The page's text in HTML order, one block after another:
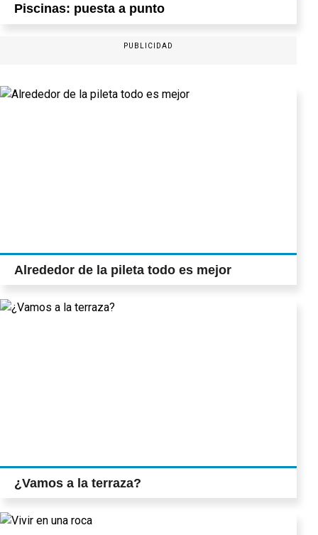
Piscinas: puesta a punto
PUBLICIDAD
Alrededor de la pileta todo es mejor
¿Vamos a la terraza?